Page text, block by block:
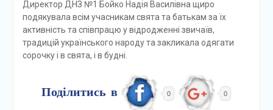
Директор ДНЗ №1 Бойко Надія Василівна щиро
подякувала всім учасникам свята та батькам за їх
активність та співпрацю у відродженні звичаїв,
традицій українського народу та закликала одягати
сорочку і в свята, і в будні.
Поділитись в 0 0